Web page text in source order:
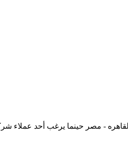
مايو - الدور 2 - مكتب 206 - مدينه نصر - القاهره